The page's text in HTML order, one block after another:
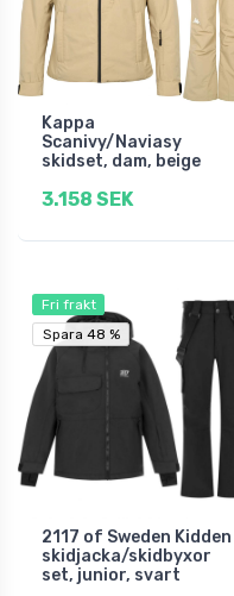
Kappa
Scanivy/Naviasy
skidset, dam, beige
3.158 SEK
Fri frakt
Spara 48 %
Spara 48 %
2117 of Sweden Kidden
skidjacka/skidbyxor
set, junior, svart